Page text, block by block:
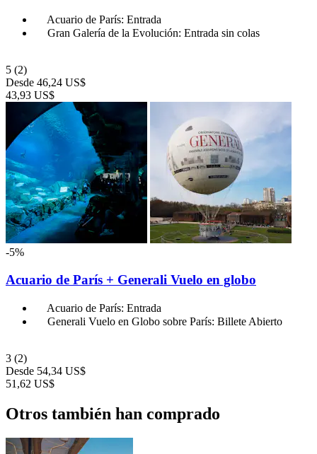
Acuario de París: Entrada
Gran Galería de la Evolución: Entrada sin colas
5 (2)
Desde 46,24 US$
43,93 US$
-5%
Acuario de París + Generali Vuelo en globo
Acuario de París: Entrada
Generali Vuelo en Globo sobre París: Billete Abierto
3 (2)
Desde 54,34 US$
51,62 US$
Otros también han comprado